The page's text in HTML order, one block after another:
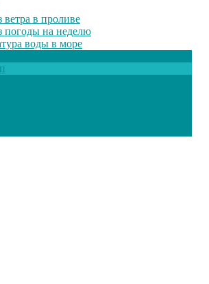
ветра в проливе
погоды на неделю
воды в море